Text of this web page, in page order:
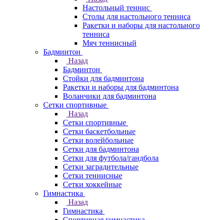
Настольный теннис
Столы для настольного тенниса
Ракетки и наборы для настольного
тенниса
Мяч теннисный
Бадминтон
Назад
Бадминтон
Стойки для бадминтона
Ракетки и наборы для бадминтона
Воланчики для бадминтона
Сетки спортивные
Назад
Сетки спортивные
Сетки баскетбольные
Сетки волейбольные
Сетки для бадминтона
Сетки для футбола/гандбола
Сетки заградительные
Сетки теннисные
Сетки хоккейные
Гимнастика
Назад
Гимнастика